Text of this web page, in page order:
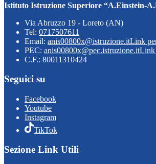
Istituto Istruzione Superiore “A.Einstein-
Via Abruzzo 19 - Loreto (AN)
Tel: 0717507611
Email: anis00800x@istruzione.itLink
PEC: anis00800x@pec.istruzione.itLink
C.F.: 80011310424
Seguici su
Facebook
Youtube
Instagram
TikTok
Sezione Link Utili